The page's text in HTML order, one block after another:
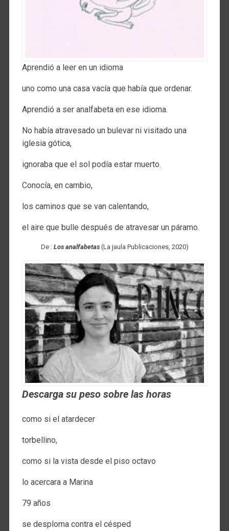
Aprendió a leer en un idioma
uno como una casa vacía que había que ordenar.
Aprendió a ser analfabeta en ese idioma.
No había atravesado un bulevar ni visitado una
iglesia gótica,
ignoraba que el sol podía estar muerto.
Conocía, en cambio,
los caminos que se van calentando,
el aire que bulle después de atravesar un páramo.
De : Los analfabetas(La jaula Publicaciones, 2020)
Descarga su peso sobre las horas
como si el atardecer
torbellino,
como si la vista desde el piso octavo
lo acercara a Marina
79 años
se desploma contra el césped